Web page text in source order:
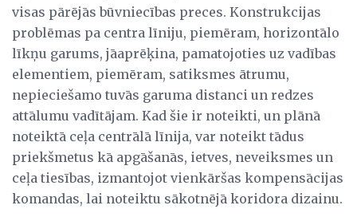
visas pārējās būvniecības preces. Konstrukcijas
problēmas pa centra līniju, piemēram, horizontālo
līkņu garums, jāaprēķina, pamatojoties uz vadības
elementiem, piemēram, satiksmes ātrumu,
nepieciešamo tuvās garuma distanci un redzes
attālumu vadītājam. Kad šie ir noteikti, un plānā
noteiktā ceļa centrālā līnija, var noteikt tādus
priekšmetus kā apgāšanās, ietves, neveiksmes un
ceļa tiesības, izmantojot vienkāršas kompensācijas
komandas, lai noteiktu sākotnējā koridora dizainu.